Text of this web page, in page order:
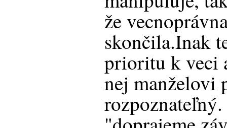
že
skončila.Inak
prioritu k veci
nej manželovi